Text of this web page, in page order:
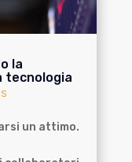
la
tecnologia
un attimo.